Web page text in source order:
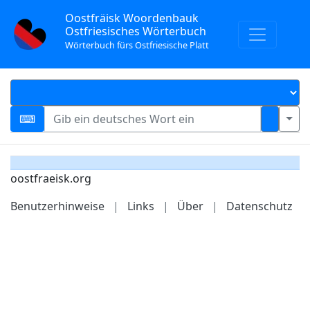
Oostfräisk Woordenbauk
Ostfriesisches Wörterbuch
Wörterbuch fürs Ostfriesische Platt
oostfraeisk.org
Benutzerhinweise
| Links | Über | Datenschutz